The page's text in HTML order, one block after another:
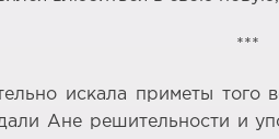
***
искала приметы
Ане решительности и